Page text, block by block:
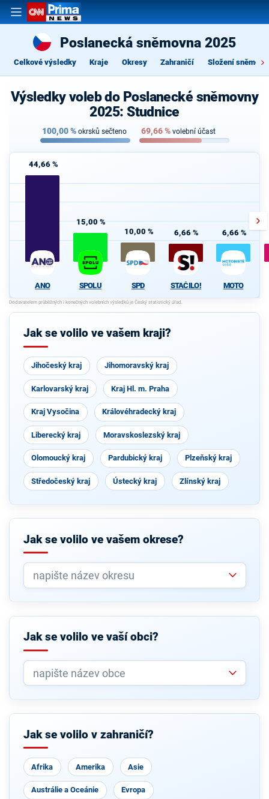
Poslanecká sněmovna 2025
Celkové výsledky Kraje Okresy Zahraničí Složení
Výsledky voleb do Poslanecké sněmovny
2025: Studnice
100,00% okrsků sečteno 69,66% volební účast
44,66 %
ANO
15,00 %
SPOLU
10,00 %
SPD
6,66 %
STAČILO!
6,66 %
MOTO
Jak se volilo ve vašem kraji?
Jihočeský kraj Jihomoravský kraj
Karlovarský kraj Kraj Hl. m. Praha
Kraj Vysočina Královéhradecký kraj
Liberecký kraj Moravskoslezský kraj
Olomoucký kraj Pardubický kraj Plzeňský kraj
Středočeský kraj Ústecký kraj Zlínský kraj
Jak se volilo ve vašem okrese?
Jak se volilo ve vaší obci?
Jak se volilo v zahraničí?
Afrika Amerika Asie
Austrálie a Oceánie Evropa